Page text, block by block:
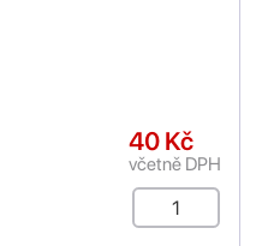
40 Kč
včetně DPH